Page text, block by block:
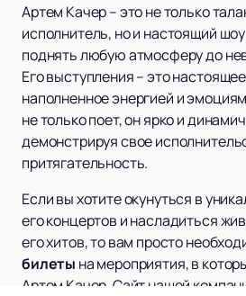
Артем Качер – это не только
исполнитель, но и настоящий
поднять любую атмосферу до
Его выступления – это
наполненное энергией и
не только поет, он ярко и
демонстрируя свое
притягательность.
Если вы хотите окунуться в
его концертов и насладиться
его хитов, то вам просто
билеты на мероприятия, в
Артем Качер. Сайт нашей